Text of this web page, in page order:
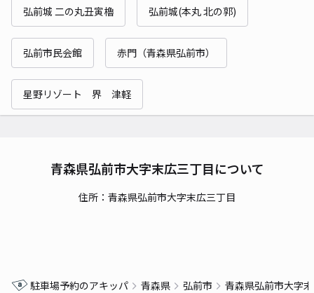
弘前城 二の丸丑寅櫓 弘前城(本丸 北の郭)
弘前市民会館 赤門（青森県弘前市）
星野リゾート 界 津軽
青森県弘前市大字末広三丁目について
住所：青森県弘前市大字末広三丁目
駐車場予約のアキッパ 青森県 弘前市 青森県弘前市大字